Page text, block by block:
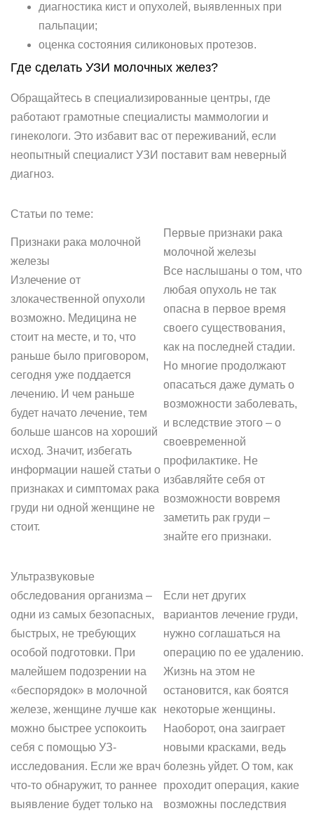
диагностика кист и опухолей, выявленных при
пальпации;
оценка состояния силиконовых протезов.
Где сделать УЗИ молочных желез?
Обращайтесь в специализированные центры, где
работают грамотные специалисты маммологии и
гинекологи. Это избавит вас от переживаний, если
неопытный специалист УЗИ поставит вам неверный
диагноз.
Статьи по теме:
Признаки рака молочной
железы
Излечение от
злокачественной опухоли
возможно. Медицина не
стоит на месте, и то, что
раньше было приговором,
сегодня уже поддается
лечению. И чем раньше
будет начато лечение, тем
больше шансов на хороший
исход. Значит, избегать
информации нашей статьи о
признаках и симптомах рака
груди ни одной женщине не
стоит.
Первые признаки рака
молочной железы
Все наслышаны о том, что
любая опухоль не так
опасна в первое время
своего существования,
как на последней стадии.
Но многие продолжают
опасаться даже думать о
возможности заболевать,
и вследствие этого – о
своевременной
профилактике. Не
избавляйте себя от
возможности вовремя
заметить рак груди –
знайте его признаки.
Ультразвуковые
обследования организма –
одни из самых безопасных,
быстрых, не требующих
особой подготовки. При
малейшем подозрении на
«беспорядок» в молочной
железе, женщине лучше как
можно быстрее успокоить
себя с помощью УЗ-
исследования. Если же врач
что-то обнаружит, то раннее
выявление будет только на
Если нет других
вариантов лечение груди,
нужно соглашаться на
операцию по ее удалению.
Жизнь на этом не
остановится, как боятся
некоторые женщины.
Наоборот, она заиграет
новыми красками, ведь
болезнь уйдет. О том, как
проходит операция, какие
возможны последствия